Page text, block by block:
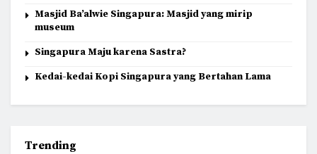
Masjid Ba’alwie Singapura: Masjid yang mirip
museum
Singapura Maju karena Sastra?
Kedai-kedai Kopi Singapura yang Bertahan Lama
Trending